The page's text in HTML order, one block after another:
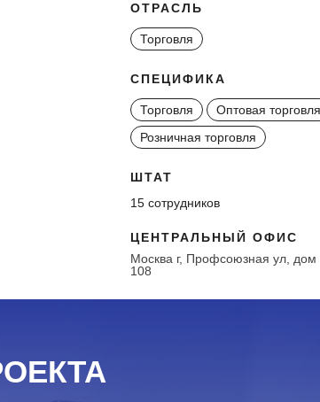
ОТРАСЛЬ
Торговля
СПЕЦИФИКА
Торговля
Оптовая торговля
Розничная торговля
ШТАТ
15 сотрудников
ЦЕНТРАЛЬНЫЙ ОФИС
Москва г, Профсоюзная ул,
108